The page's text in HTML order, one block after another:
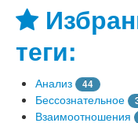
теги:
Анализ 44
Бессознательное
Взаимоотношения